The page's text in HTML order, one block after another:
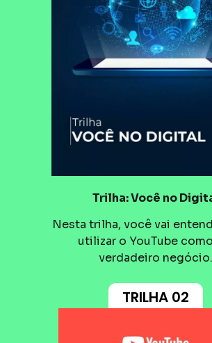
Trilha: Você no
Nesta trilha, você vai
utilizar o YouTube
verdadeiro negócio.
TRILHA 02